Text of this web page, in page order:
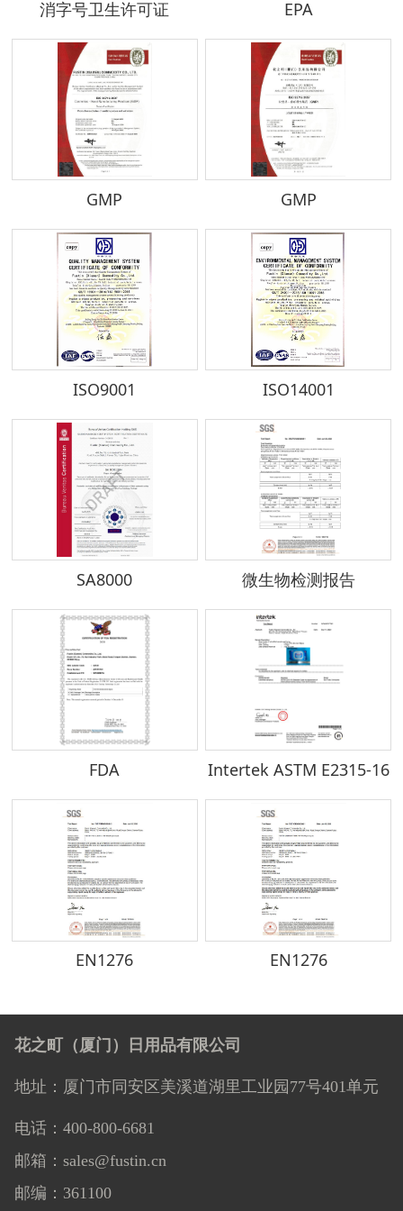
消字号卫生许可证 EPA
GMP GMP
ISO9001 ISO14001
SA8000 微生物检测报告
FDA Intertek ASTM E2315-16
EN1276 EN1276
花之町（厦门）日用品有限公司
地址：厦门市同安区美溪道湖里工业园77号401单元
电话：400-800-6681
邮箱：sales@fustin.cn
邮编：361100